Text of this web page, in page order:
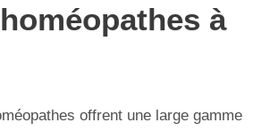
à
offrent une large gamme